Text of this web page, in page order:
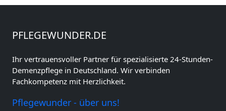
PFLEGEWUNDER.DE
Ihr vertrauensvoller Partner für spezialisierte 24-Stunden-
Demenzpflege in Deutschland. Wir verbinden
Fachkompetenz mit Herzlichkeit.
Pflegewunder - über uns!